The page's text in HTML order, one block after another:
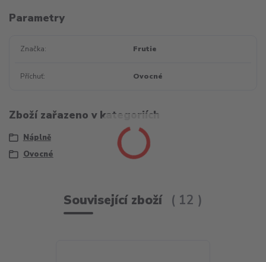
Parametry
Značka Frutie
Příchuť Ovocné
Zboží zařazeno v kategoriích
Náplně
Ovocné
Související zboží 12